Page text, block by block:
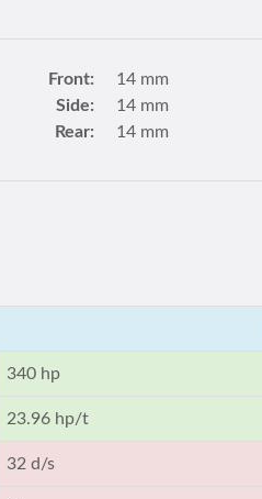
Front:
14 mm
Side:
14 mm
Rear:
14 mm
340 hp
23.96 hp/t
32 d/s